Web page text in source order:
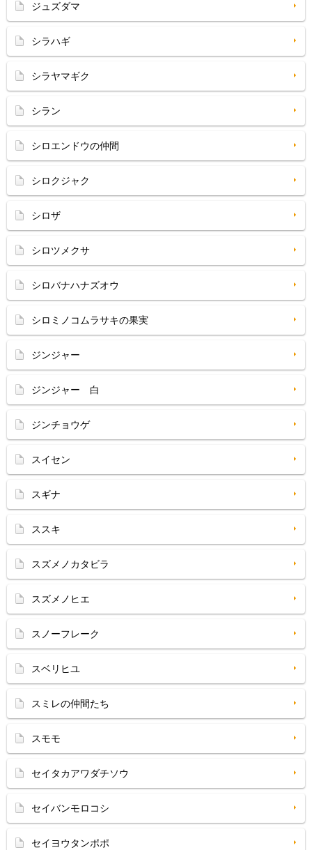
ジュズダマ
シラハギ
シラヤマギク
シラン
シロエンドウの仲間
シロクジャク
シロザ
シロツメクサ
シロバナハナズオウ
シロミノコムラサキの果実
ジンジャー
ジンジャー 白
ジンチョウゲ
スイセン
スギナ
ススキ
スズメノカタビラ
スズメノヒエ
スノーフレーク
スベリヒユ
スミレの仲間たち
スモモ
セイタカアワダチソウ
セイバンモロコシ
セイヨウタンポポ